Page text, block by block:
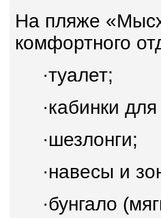
На пляже
комфортного
·туалет;
·кабинки
·шезлонги;
·навесы и
·бунгало